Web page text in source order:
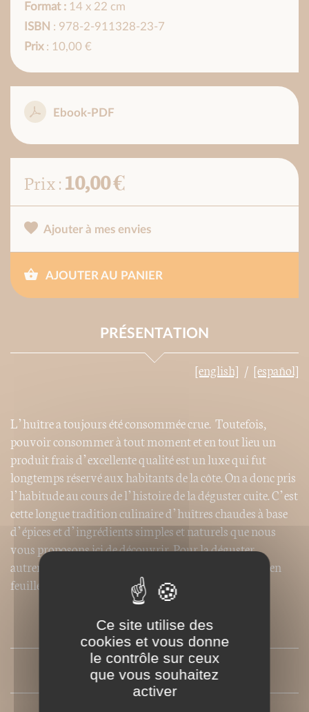
Format : 14 x 22 cm
ISBN : 978-2-911328-23-7
Prix: 10,00 €
Ebook-PDF
Prix :10,00 €
Ajouter à mes envies
AJOUTER AU PANIER
PRÉSENTATION
[english] [español]
L’huître a toujours été consommée crue. Toutefois,
pouvoir consommer à tout moment et en tout lieu un
produit frais d’excellente qualité est un luxe qui fut
longtemps réservé aux habitants de la côte. On a donc pris
l’habitude au cours de l’histoire de la déguster cuite. C’est
cette longue tradition culinaire d’huîtres chaudes à base
d’épices et d’ingrédients simples et naturels que nous
vous proposons ici de découvrir. Pour la déguster
autrement, braisée, en beignets, en cocotte ou encore en
feuilleté, pour des saveurs inédites.
SOMMAIRE
PRESSE
Ce site utilise des
cookies et vous donne
le contrôle sur ceux
que vous souhaitez
activer